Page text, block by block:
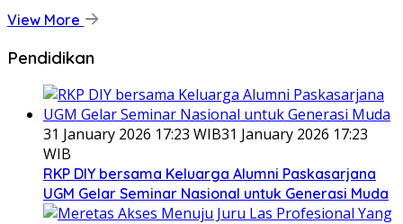
View More
Pendidikan
31 January 2026 17:23 WIB31 January 2026 17:23
WIB
RKP DIY bersama Keluarga Alumni Paskasarjana
UGM Gelar Seminar Nasional untuk Generasi Muda